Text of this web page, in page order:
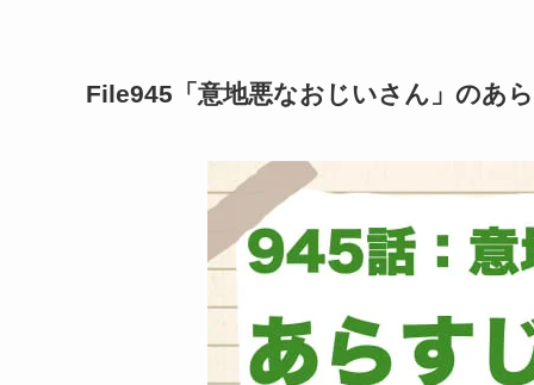
File945「意地悪なおじいさん」のあ